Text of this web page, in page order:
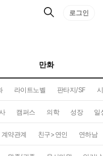
검
로그인
만화
라이트노벨 판타지/SF
캠퍼스 의학 성장 일
계약관계 친구>연인 연하남